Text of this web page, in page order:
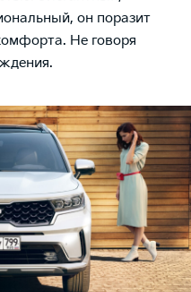
он поразит
Не говоря